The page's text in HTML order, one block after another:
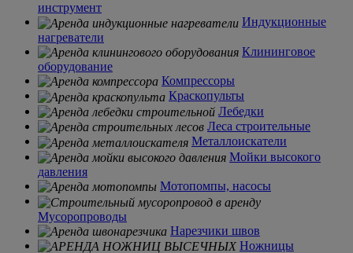
инструмент
Индукционные
нагреватели
Клининговое
оборудование
Компрессоры
Краскопульты
Лебедки
Леса строительные
Металлоискатели
Мойки высокого
давления
Мотопомпы, насосы
Мусоропроводы
Нарезчики швов
Ножницы